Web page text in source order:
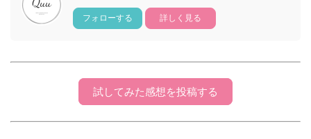
フォローする 詳しく見る
試してみた感想を投稿する